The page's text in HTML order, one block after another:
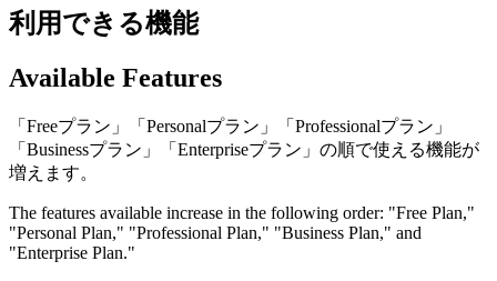
利用できる機能
Available Features
「Freeプラン」「Personalプラン」「Professionalプラン」
「Businessプラン」「Enterpriseプラン」の順で使える機能が
増えます。
The features available increase in the following order: "Free Plan,"
"Personal Plan," "Professional Plan," "Business Plan," and
"Enterprise Plan."